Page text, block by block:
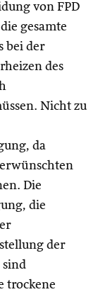
von FPD
gesamte
bei der
des
Nicht zu
da
Die
die
der
sind
trockene